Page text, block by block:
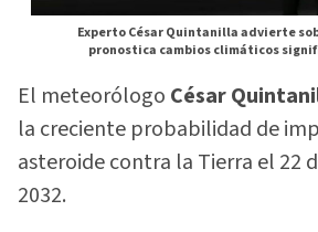
Experto César Quintanilla advierte
pronostica cambios climáticos
El meteorólogo César
la creciente probabilidad de
asteroide contra la Tierra el 22
2032.